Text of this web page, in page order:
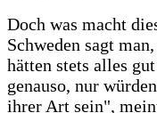
Doch was macht
Schweden sagt
hätten stets alles
genauso, nur
ihrer Art sein",